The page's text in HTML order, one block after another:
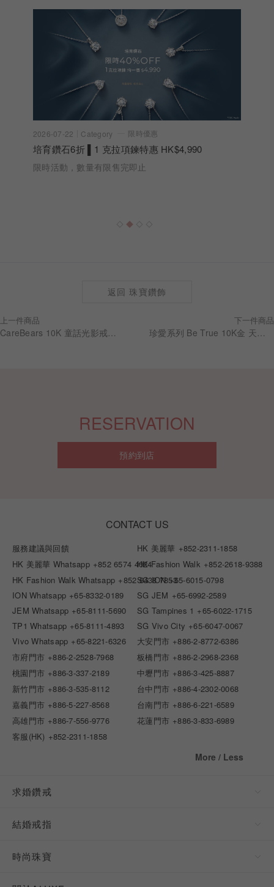
2026-07-22 Category 限時優惠
培育鑽石6折 ▌1 克拉項鍊特惠 HK$4,990
限時活動，數量有限售完即止
上一件商品
CareBears 10K 童話光影戒指 RG0307
下一件商品
珍愛系列 Be True 10K金 天然淡水珍珠金球V型垂墜項鍊
返回 珠寶鑽飾
RESERVATION
預約到店
CONTACT US
服務建議與回饋 HK 美麗華 +852-2311-1858
HK 美麗華 Whatsapp +852 6574 4024HK Fashion Walk +852-2618-9388
HK Fashion Walk Whatsapp +852 6438 7853
SG ION +65-6015-0798
ION Whatsapp +65-8332-0189 SG JEM +65-6992-2589
JEM Whatsapp +65-8111-5690 SG Tampines 1 +65-6022-1715
TP1 Whatsapp +65-8111-4893 SG Vivo City +65-6047-0067
Vivo Whatsapp +65-8221-6326 大安門市 +886-2-8772-6386
市府門市 +886-2-2528-7968 板橋門市 +886-2-2968-2368
桃園門市 +886-3-337-2189 中壢門市 +886-3-425-8887
新竹門市 +886-3-535-8112 台中門市 +886-4-2302-0068
嘉義門市 +886-5-227-8568 台南門市 +886-6-221-6589
高雄門市 +886-7-556-9776 花蓮門市 +886-3-833-6989
客服(HK) +852-2311-1858
More / Less
求婚鑽戒
結婚戒指
時尚珠寶